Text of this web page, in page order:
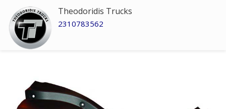
Theodoridis Trucks
2310783562